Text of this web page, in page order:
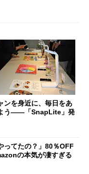
ンを身近に、毎日をあ
う――「SnapLite」発
ってたの？」80％OFF
の本気が凄すぎる